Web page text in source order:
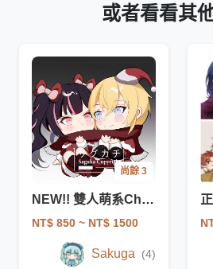
或者看看其
尚餘 3
NEW!! 雙人萌系Chibi Q立繪設計
NT$ 850 ~ NT$ 1500
Sakuga (4)